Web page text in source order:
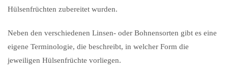
Hülsenfrüchten zubereitet wurden.
Neben den verschiedenen Linsen- oder Bohnensorten gibt es eine
eigene Terminologie, die beschreibt, in welcher Form die
jeweiligen Hülsenfrüchte vorliegen.